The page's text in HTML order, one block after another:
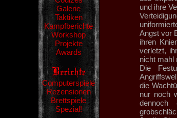
Galerie
Taktiken
Kampfberichte
Workshop
Projekte
Awards
Computerspiele
Rezensionen
Brettspiele
Spezial!
und ihre
Angst vor
ihren
verletzt,
nicht mahl
Die
die
nur noch
dennoch